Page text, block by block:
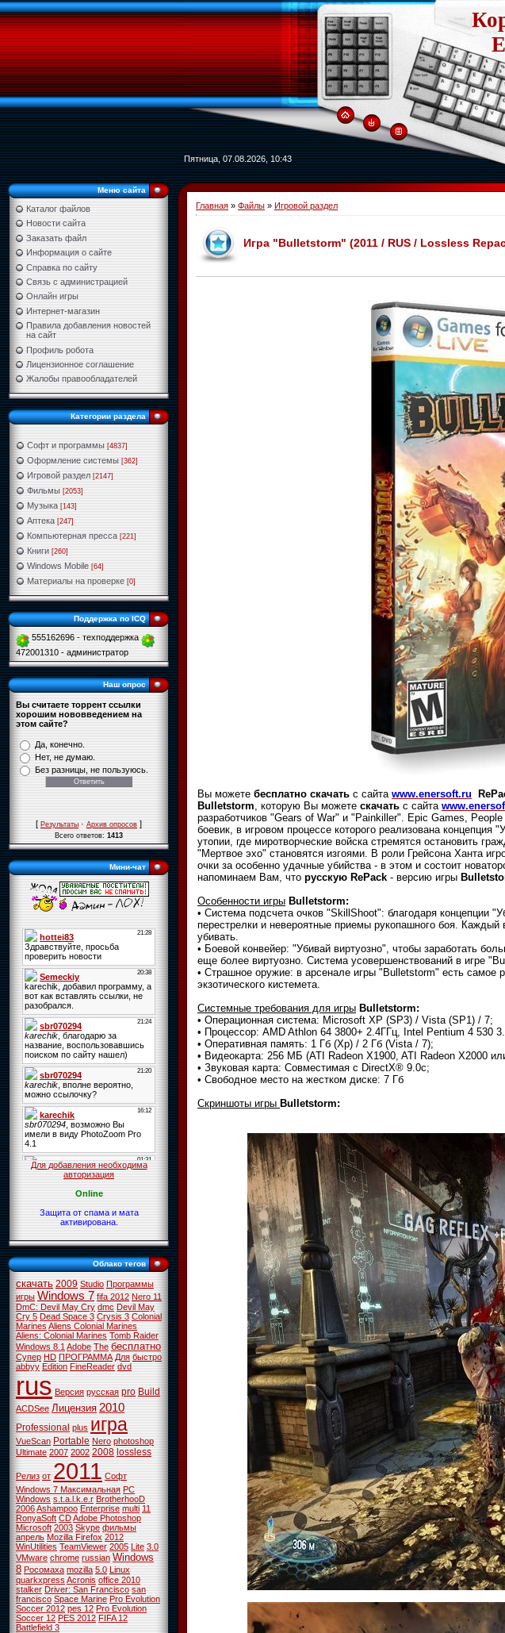
Пятница, 07.08.2026, 10:43
Меню сайта
Каталог файлов
Новости сайта
Заказать файл
Информация о сайте
Справка по сайту
Связь с администрацией
Онлайн игры
Интернет-магазин
Правила добавления новостей
на сайт
Профиль робота
Лицензионное соглашение
Жалобы правообладателей
Категории раздела
Софт и программы [4837]
Оформление системы [362]
Игровой раздел [2147]
Фильмы [2053]
Музыка [143]
Аптека [247]
Компьютерная пресса [221]
Книги [260]
Windows Mobile [64]
Материалы на проверке [0]
Поддержка по ICQ
555162696 - техподдержка
472001310 - администратор
Наш опрос
Вы считаете торрент ссылки
хорошим нововведением на
этом сайте?
Да, конечно.
Нет, не думаю.
Без разницы, не пользуюсь.
[Результаты·Архив опросов]
Всего ответов:1413
Мини-чат
Для добавления необходима
авторизация
Online
Защита от спама и мата
активирована.
Облако тегов
скачать 2009 Studio Программы
игры Windows 7 fifa 2012 Nero 11
DmC: Devil May Cry dmc Devil May
Cry 5 Dead Space 3 Crysis 3 Colonial
MarinesAliens Colonial Marines
Aliens: Colonial Marines Tomb Raider
Windows 8.1Adobe The бесплатно
Супер HD ПРОГРАММА Для быстро
abbyy Edition FineReader dvd
rus Версия русская pro Build
ACDSee Лицензия 2010
Professional plus игра
VueScan Portable Nero photoshop
Ultimate 2007 2002 2008 lossless
Релиз от 2011 Софт
Windows 7 Максимальная PC
Windows s.t.a.l.k.e.r BrotherhooD
2006Ashampoo Enterprise multi 11
RonyaSoft CDAdobe Photoshop
Microsoft 2003 Skype фильмы
апрель Mozilla Firefox 2012
WinUtilities TeamViewer 2005 Lite 3.0
VMware chrome russian Windows
8 Росомаха mozilla 5.0 Linux
quarkxpressAcronis office 2010
stalker Driver: San Francisco san
francisco Space Marine Pro Evolution
Soccer 2012 pes 12 Pro Evolution
Soccer 12 PES 2012 FIFA 12
Battlefield 3
Главная » Файлы » Игровой раздел
Игра "Bulletstorm" (2011 / RUS / Lossless
Вы можете бесплатно скачать с сайта www.enersoft.ru
Bulletstorm , которую Вы можете скачать с сайта
разработчиков "Gears of War" и "Painkiller". Epic Games,
боевик, в игровом процессе которого реализована
утопии, где миротворческие войска стремятся остановить
"Мертвое эхо" становятся изгоями. В роли Грейсона Ханта
очки за особенно удачные убийства - в этом и состоит
напоминаем Вам, что русскую RePack - версию игры
Особенности игры Bulletstorm:
• Система подсчета очков "SkillShoot": благодаря концепции
перестрелки и невероятные приемы рукопашного боя. Каждый
убивать.
• Боевой конвейер: "Убивай виртуозно", чтобы заработать
еще более виртуозно. Система усовершенствований в игре
• Страшное оружие: в арсенале игры "Bulletstorm" есть самое
экзотического кистемета.
Cистемные требования для игры Bulletstorm:
• Операционная система: Microsoft XP (SP3) / Vista (SP1) / 7;
• Процессор: AMD Athlon 64 3800+ 2.4ГГц, Intel Pentium 4 530
• Оперативная память: 1 Гб (Xp) / 2 Гб (Vista / 7);
• Видеокарта: 256 МБ (ATI Radeon X1900, ATI Radeon X2000
• Звуковая карта: Совместимая с DirectX® 9.0с;
• Свободное место на жестком диске: 7 Гб
Скриншоты игры Bulletstorm: